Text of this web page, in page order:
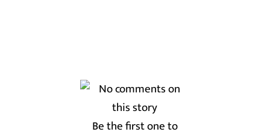
Be the first one to